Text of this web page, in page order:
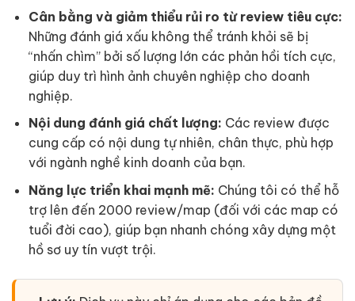
Cân bằng và giảm thiểu rủi ro từ review tiêu cực:
Những đánh giá xấu không thể tránh khỏi sẽ bị
“nhấn chìm” bởi số lượng lớn các phản hồi tích cực,
giúp duy trì hình ảnh chuyên nghiệp cho doanh
nghiệp.
Nội dung đánh giá chất lượng: Các review được
cung cấp có nội dung tự nhiên, chân thực, phù hợp
với ngành nghề kinh doanh của bạn.
Năng lực triển khai mạnh mẽ: Chúng tôi có thể hỗ
trợ lên đến 2000 review/map (đối với các map có
tuổi đời cao), giúp bạn nhanh chóng xây dựng một
hồ sơ uy tín vượt trội.